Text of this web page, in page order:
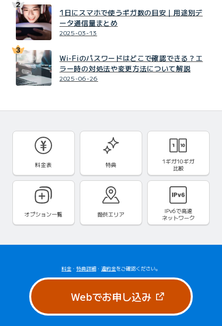
1日にスマホで使うギガ数の目安｜用途別デ
ータ通信量まとめ
2025-03-13
Wi-Fiのパスワードはどこで確認できる？エ
ラー時の対処法や変更方法について解説
2025-06-26
料金表 特典
1ギガ10ギガ
比較
オプション一覧 提供エリア IPv6で高速
ネットワーク
料金 ・ 特典詳細 ・ 違約金をご確認ください。
Webでお申し込み（新しいタブ